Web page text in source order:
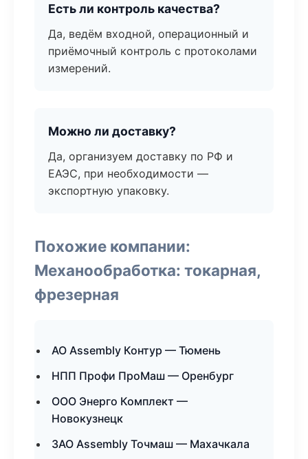
Есть ли контроль качества?
Да, ведём входной, операционный и
приёмочный контроль с протоколами
измерений.
Можно ли доставку?
Да, организуем доставку по РФ и
ЕАЭС, при необходимости —
экспортную упаковку.
Похожие компании:
Механообработка: токарная,
фрезерная
АО Assembly Контур — Тюмень
НПП Профи ПроМаш — Оренбург
ООО Энерго Комплект —
Новокузнецк
ЗАО Assembly Точмаш — Махачкала